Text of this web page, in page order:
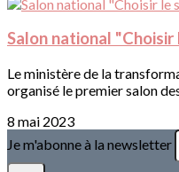
Salon national
Le ministère de la
organisé le premier salon
8 mai 2023
Je m'abonne à la newsletter